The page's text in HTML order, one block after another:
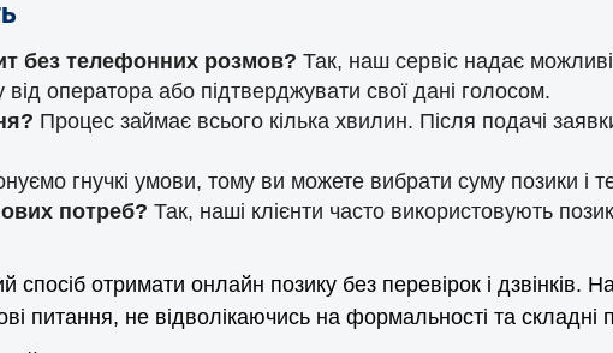
без телефонних розмов? Так, наш сервіс надає
від оператора або підтверджувати свої дані голосом.
Процес займає всього кілька хвилин. Після подачі
гнучкі умови, тому ви можете вибрати суму позики і
потреб? Так, наші клієнти часто використовують
отримати онлайн позику без перевірок і дзвінків.
питання, не відволікаючись на формальності та складні